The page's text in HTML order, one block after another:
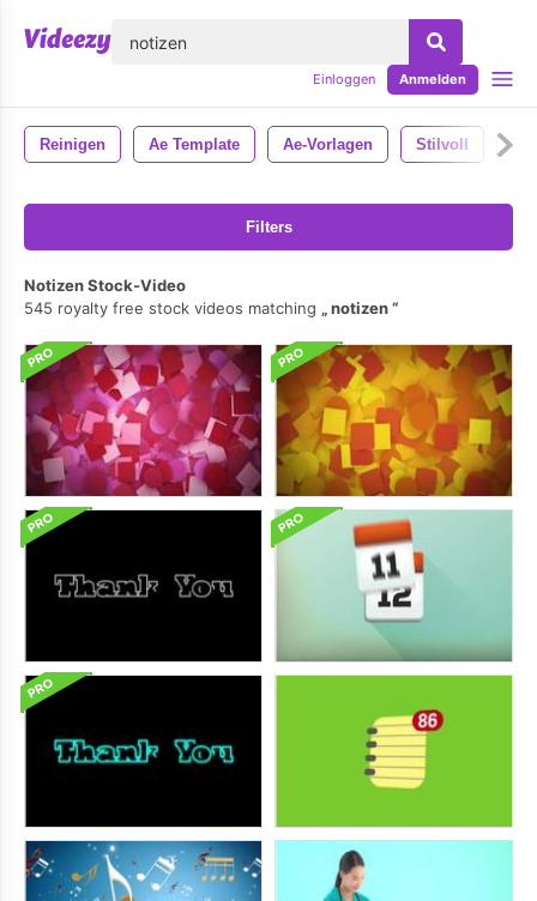
Einloggen Anmelden
Reinigen Ae Template Ae-Vorlagen Stilvoll
Filters
Notizen Stock-Video
545 royalty free stock videos matching
notizen